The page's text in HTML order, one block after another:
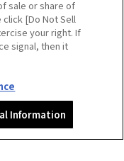
Information
sale or share of
click [Do Not Sell
your right. If
signal, then it
Information